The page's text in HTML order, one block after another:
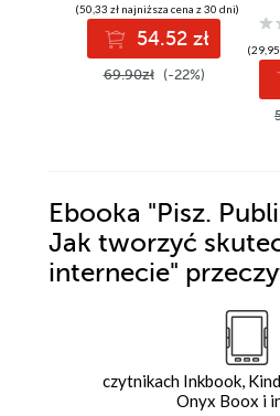
(50,33 zł najniższa cena z 30 dni)
54.52 zł
69.90zł (-22%)
Ebooka "Pisz.
Jak tworzyć
internecie"
czytnikach Inkbook,
Onyx Boox i